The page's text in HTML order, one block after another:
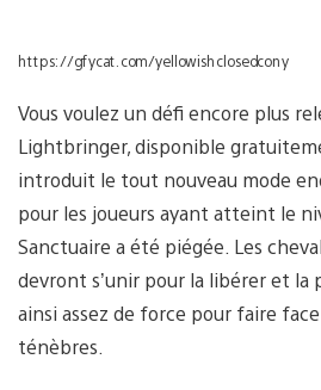
https://gfycat.com/yellowishclosedcony
Vous voulez un défi encore plus
Lightbringer, disponible
introduit le tout nouveau mode
pour les joueurs ayant atteint le
Sanctuaire a été piégée. Les
devront s’unir pour la libérer et la
ainsi assez de force pour faire
ténèbres.